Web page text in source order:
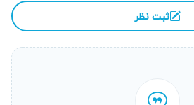
قطعات با کیفیت متنوع را به مشتریان
توجه به نیاز و بودجه‌تان، بین قطعات
کنید. هدف ما تضمین رضایت شما از
شده است.
تعویض قطعه
ثبت نظر